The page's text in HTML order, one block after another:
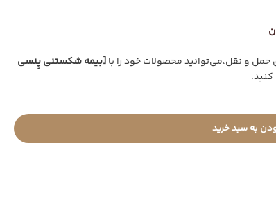
و نقل،می‌توانید محصولات خود را با[بیمه شکستنی پِنسی
به سبد خرید